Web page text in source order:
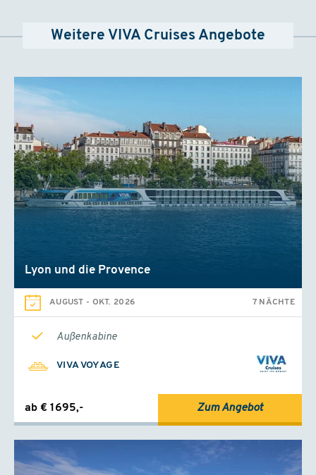
MS VIVA Moments
Weitere VIVA Cruises Angebote
Lyon und die Provence
AUGUST - OKT. 2026 7 NÄCHTE
Außenkabine
VIVA VOYAGE
ab € 1695,- Zum Angebot